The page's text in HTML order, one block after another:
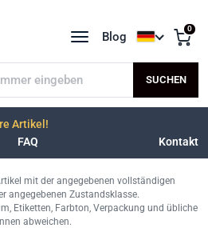
SUCHEN
Blog
Sprache
0
Artikel!
FAQ Kontakt
mit der angegebenen vollständigen
angegebenen Zustandsklasse.
Etiketten, Farbton, Verpackung und übliche
abweichen.